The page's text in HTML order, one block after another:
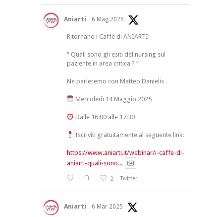
Aniarti 6 Mag 2025
Ritornano i Caffè di ANIARTI
“ Quali sono gli esiti del nursing sul
paziente in area critica ? “
Ne parleremo con Matteo Danielis
Mercoledì 14 Maggio 2025
Dalle 16:00 alle 17:30
Iscriviti gratuitamente al seguente link:
https://www.aniarti.it/webinar/i-caffe-di-
aniarti-quali-sono...
2 Twitter
Aniarti 6 Mar 2025